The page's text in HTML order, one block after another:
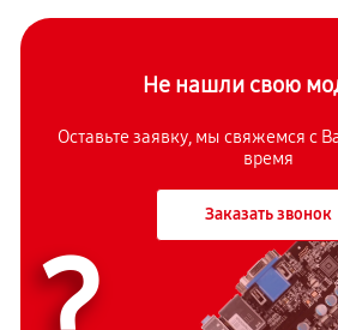
Не нашли свою
Оставьте заявку, мы свяжемся с
время
Заказать звонок